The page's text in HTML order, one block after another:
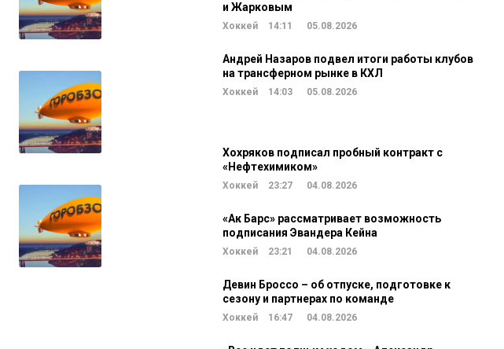
и Жарковым
Хоккей 14:11 05.08.2026
Андрей Назаров подвел итоги работы клубов
на трансферном рынке в КХЛ
Хоккей 14:03 05.08.2026
Хохряков подписал пробный контракт с
«Нефтехимиком»
Хоккей 23:27 04.08.2026
«Ак Барс» рассматривает возможность
подписания Эвандера Кейна
Хоккей 23:21 04.08.2026
Девин Броссо – об отпуске, подготовке к
сезону и партнерах по команде
Хоккей 16:47 04.08.2026